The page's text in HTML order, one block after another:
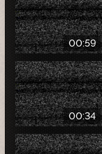
00:59
00:34